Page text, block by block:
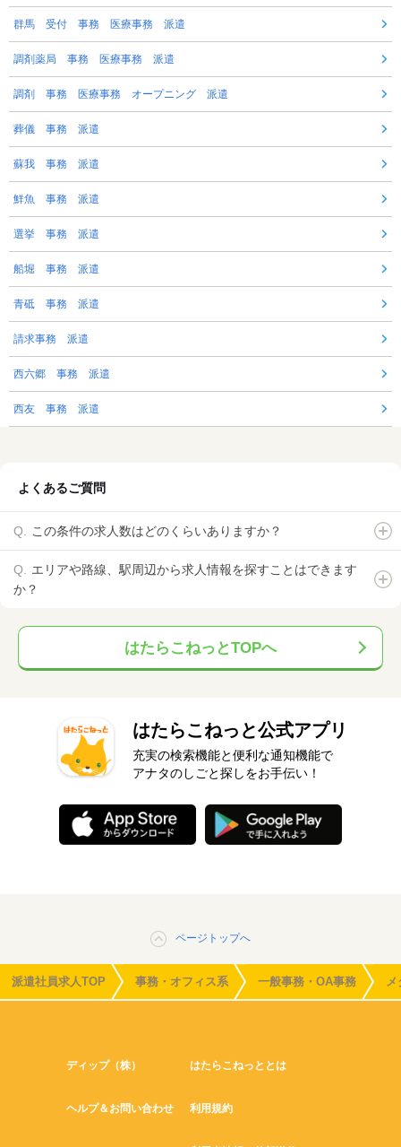
群馬 受付 事務 医療事務 派遣
調剤薬局 事務 医療事務 派遣
調剤 事務 医療事務 オープニング 派遣
葬儀 事務 派遣
蘇我 事務 派遣
鮮魚 事務 派遣
選挙 事務 派遣
船堀 事務 派遣
青砥 事務 派遣
請求事務 派遣
西六郷 事務 派遣
西友 事務 派遣
よくあるご質問
この条件の求人数はどのくらいありますか？
エリアや路線、駅周辺から求人情報を探すことはできます
か？
はたらこねっとTOPへ
はたらこねっと公式アプリ
充実の検索機能と便利な通知機能で
アナタのしごと探しをお手伝い！
ページトップへ
派遣社員求人TOP 事務・オフィス系 一般事務・OA事務
ディップ（株） はたらこねっととは
ヘルプ＆お問い合わせ 利用規約